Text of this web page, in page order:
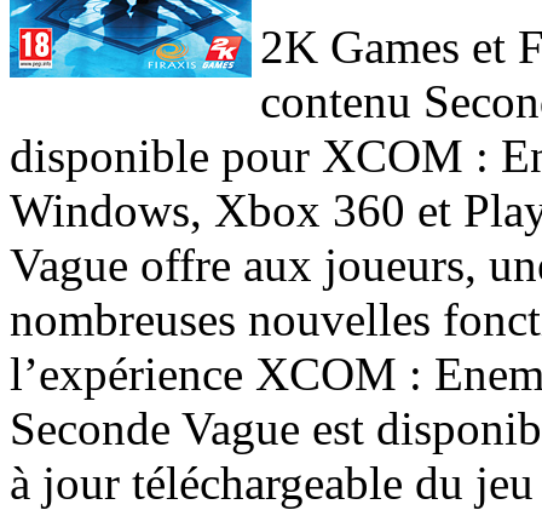
2K Games et
contenu
disponible pour XCOM :
Windows, Xbox 360 et
Vague offre aux joueurs,
nombreuses nouvelles
l’expérience XCOM :
Seconde Vague est
à jour téléchargeable du